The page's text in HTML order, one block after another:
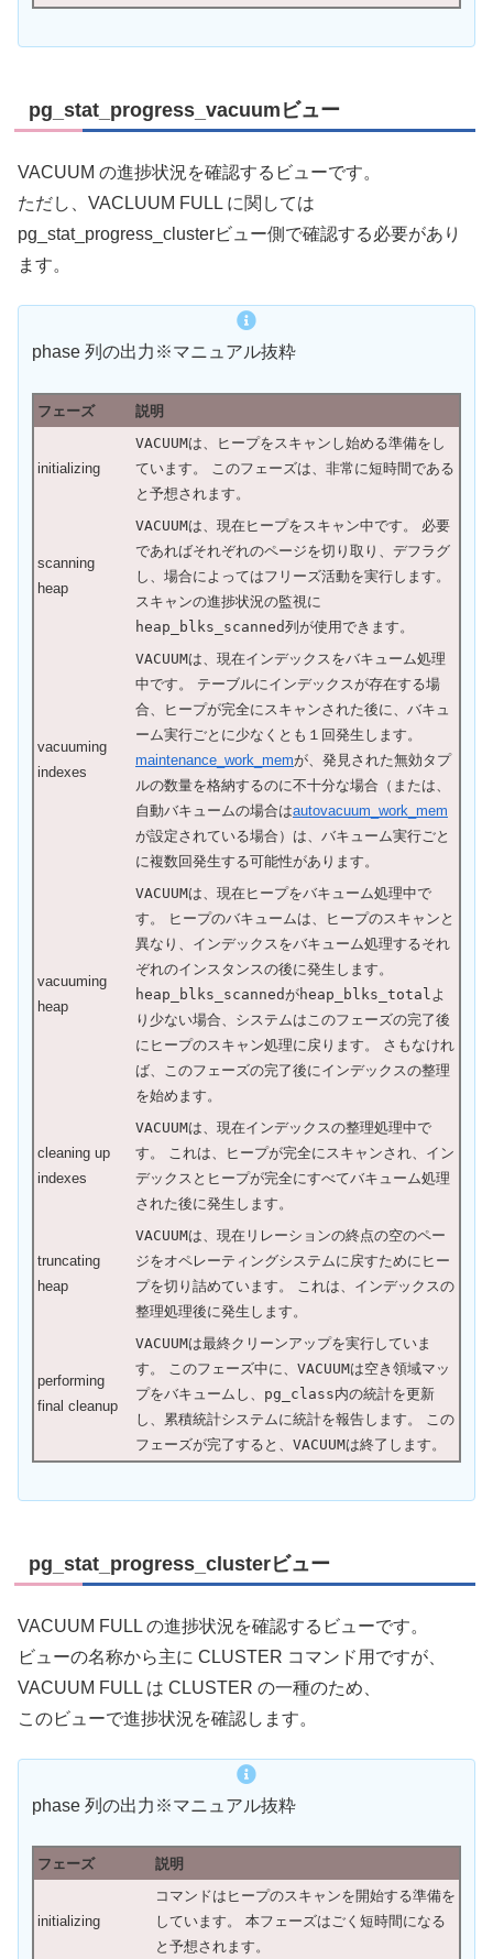
pg_stat_progress_vacuumビュー
VACUUM の進捗状況を確認するビューです。
ただし、VACLUUM FULL に関しては
pg_stat_progress_clusterビュー側で確認する必要があり
ます。
phase 列の出力※マニュアル抜粋
フェーズ 説明
initializing
VACUUMは、ヒープをスキャンし始める準備をし
ています。 このフェーズは、非常に短時間である
と予想されます。
scanning
heap
VACUUMは、現在ヒープをスキャン中です。 必要
であればそれぞれのページを切り取り、デフラグ
し、場合によってはフリーズ活動を実行します。
スキャンの進捗状況の監視に
heap_blks_scanned列が使用できます。
vacuuming
indexes
VACUUMは、現在インデックスをバキューム処理
中です。 テーブルにインデックスが存在する場
合、ヒープが完全にスキャンされた後に、バキュ
ーム実行ごとに少なくとも１回発生します。
maintenance_work_memが、発見された無効タプ
ルの数量を格納するのに不十分な場合（または、
自動バキュームの場合はautovacuum_work_mem
が設定されている場合）は、バキューム実行ごと
に複数回発生する可能性があります。
vacuuming
heap
VACUUMは、現在ヒープをバキューム処理中で
す。 ヒープのバキュームは、ヒープのスキャンと
異なり、インデックスをバキューム処理するそれ
ぞれのインスタンスの後に発生します。
heap_blks_scannedがheap_blks_total よ
り少ない場合、システムはこのフェーズの完了後
にヒープのスキャン処理に戻ります。 さもなけれ
ば、このフェーズの完了後にインデックスの整理
を始めます。
cleaning up
indexes
VACUUMは、現在インデックスの整理処理中で
す。 これは、ヒープが完全にスキャンされ、イン
デックスとヒープが完全にすべてバキューム処理
された後に発生します。
truncating
heap
VACUUMは、現在リレーションの終点の空のペー
ジをオペレーティングシステムに戻すためにヒー
プを切り詰めています。 これは、インデックスの
整理処理後に発生します。
performing
final cleanup
VACUUMは最終クリーンアップを実行していま
す。 このフェーズ中に、 VACUUMは空き領域マッ
プをバキュームし、 pg_class内の統計を更新
し、累積統計システムに統計を報告します。 この
フェーズが完了すると、 VACUUMは終了します。
pg_stat_progress_clusterビュー
VACUUM FULL の進捗状況を確認するビューです。
ビューの名称から主に CLUSTER コマンド用ですが、
VACUUM FULL は CLUSTER の一種のため、
このビューで進捗状況を確認します。
phase 列の出力※マニュアル抜粋
フェーズ 説明
initializing
コマンドはヒープのスキャンを開始する準備を
しています。 本フェーズはごく短時間になる
と予想されます。